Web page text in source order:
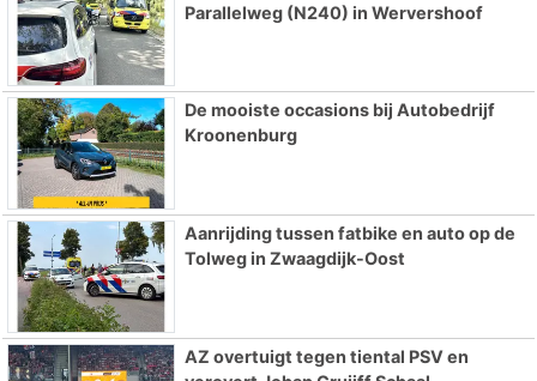
Parallelweg (N240) in Wervershoof
De mooiste occasions bij Autobedrijf
Kroonenburg
Aanrijding tussen fatbike en auto op de
Tolweg in Zwaagdijk-Oost
AZ overtuigt tegen tiental PSV en